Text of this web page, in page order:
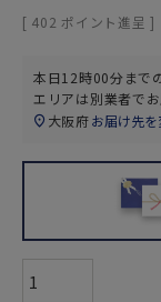
[ 402 ポイント進呈 ]
本日12時00分まで
エリアは別業者でお
大阪府お届け先